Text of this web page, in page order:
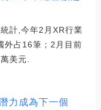
計,今年2月XR行業
外占16筆；2月目前
美元.
力成為下一個